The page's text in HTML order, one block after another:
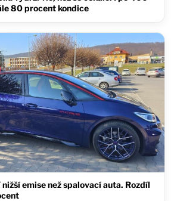
80 procent kondice
emise než spalovací auta. Rozdíl